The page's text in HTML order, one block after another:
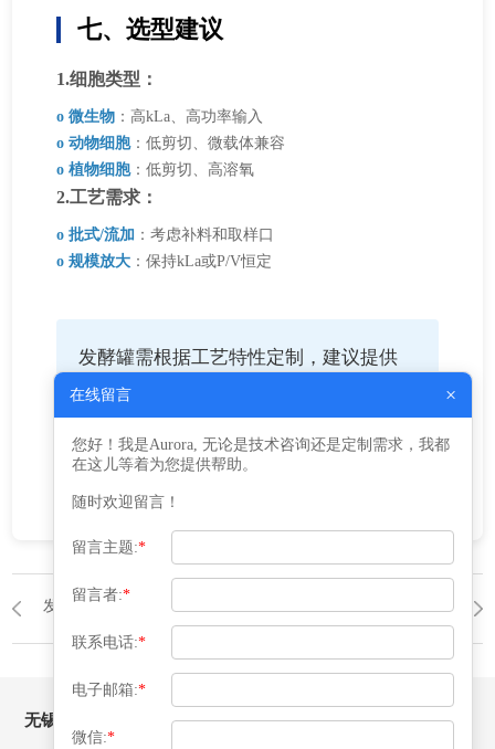
七、选型建议
1.细胞类型：
o 微生物 ：高kLa、高功率输入
o 动物细胞：低剪切、微载体兼容
o 植物细胞：低剪切、高溶氧
2.工艺需求：
o 批式/流加 ：考虑补料和取样口
o 规模放大 ：保持kLa或P/V恒定
发酵罐需根据工艺特性定制，建议提供
细胞类型、培养基组成和目标产物浓度
进行详细设计后再与益腾沟通制作事
项。
发酵罐 发酵罐
无锡益腾压力容器有限公司
在线留言 ×
您好！我是Aurora, 无论是技术咨询还是定制需求，我都
在这儿等着为您提供帮助。
随时欢迎留言！
留言主题:*
留言者:*
联系电话:*
电子邮箱:*
微信:*